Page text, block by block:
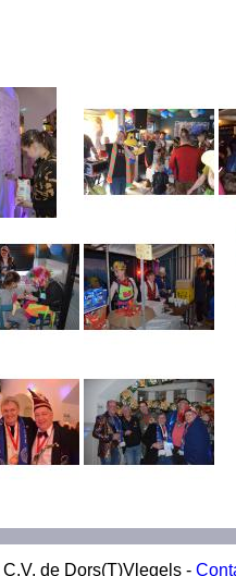
de Dors(T)Vlegels -